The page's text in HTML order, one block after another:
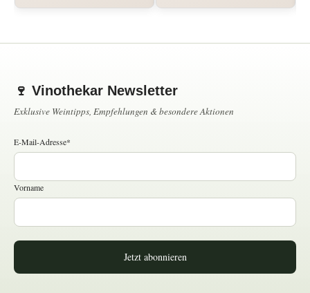
🍷 Vinothekar Newsletter
Exklusive Weintipps, Empfehlungen & besondere Aktionen
E-Mail-Adresse*
Vorname
Jetzt abonnieren